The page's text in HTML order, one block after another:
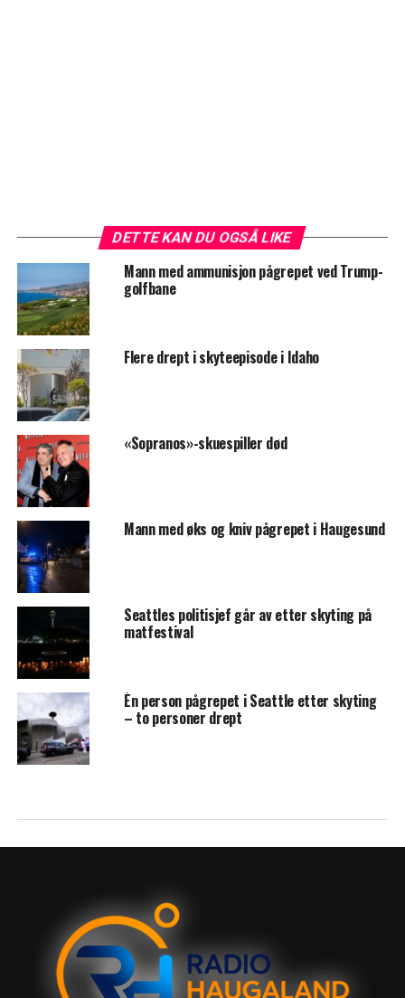
DETTE KAN DU OGSÅ LIKE
Mann med ammunisjon pågrepet ved Trump-
golfbane
Flere drept i skyteepisode i Idaho
«Sopranos»-skuespiller død
Mann med øks og kniv pågrepet i Haugesund
Seattles politisjef går av etter skyting på
matfestival
Én person pågrepet i Seattle etter skyting
– to personer drept